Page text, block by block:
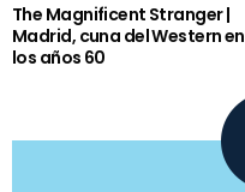
The Magnificent Stranger |
Madrid, cuna del Western en
los años 60